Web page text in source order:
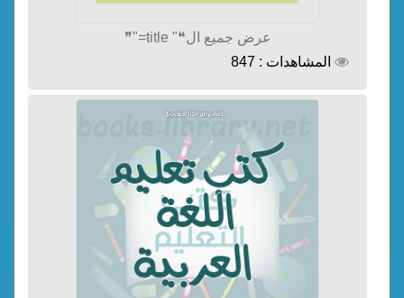
عرض جميع ال❝" title="❞
المشاهدات : 847